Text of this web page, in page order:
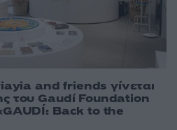
and friends γίνεται
του Gaudí Foundation
Back to the